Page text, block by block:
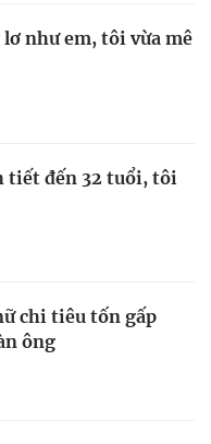
như em, tôi vừa mê
tiết đến 32 tuổi, tôi
chi tiêu tốn gấp
ông